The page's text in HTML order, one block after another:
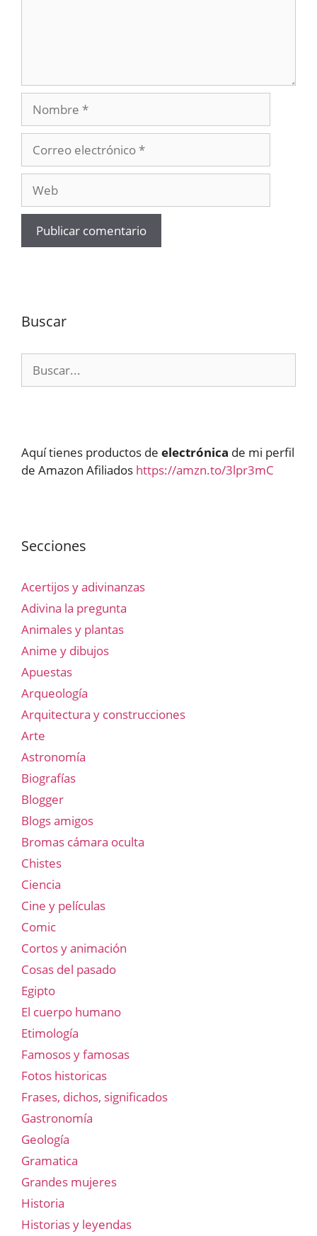
electrónico
Buscar
Aquí tienes productos de electrónica de mi perfil
de Amazon Afiliados https://amzn.to/3lpr3mC
Secciones
Acertijos y adivinanzas
Adivina la pregunta
Animales y plantas
Anime y dibujos
Apuestas
Arqueología
Arquitectura y construcciones
Arte
Astronomía
Biografías
Blogger
Blogs amigos
Bromas cámara oculta
Chistes
Ciencia
Cine y películas
Comic
Cortos y animación
Cosas del pasado
Egipto
El cuerpo humano
Etimología
Famosos y famosas
Fotos historicas
Frases, dichos, significados
Gastronomía
Geología
Gramatica
Grandes mujeres
Historia
Historias y leyendas